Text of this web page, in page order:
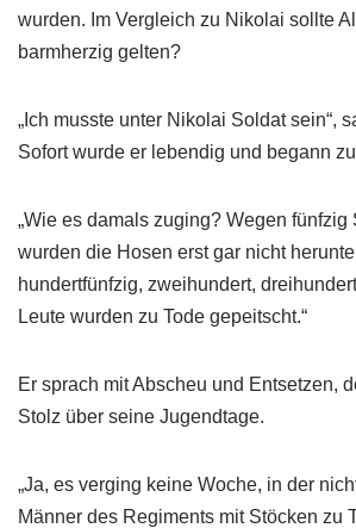
wurden. Im Vergleich zu Nikolai sollte
barmherzig gelten?
„Ich musste unter Nikolai Soldat sein“,
Sofort wurde er lebendig und begann
„Wie es damals zuging? Wegen fünfzig
wurden die Hosen erst gar nicht
hundertfünfzig, zweihundert,
Leute wurden zu Tode gepeitscht.“
Er sprach mit Abscheu und Entsetzen,
Stolz über seine Jugendtage.
„Ja, es verging keine Woche, in der
Männer des Regiments mit Stöcken zu